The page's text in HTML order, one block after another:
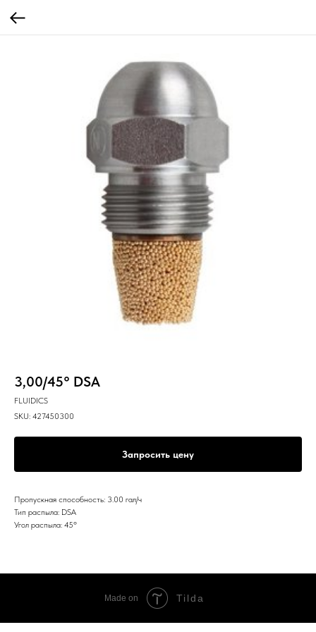
3,00/45° DSA
FLUIDICS
SKU: 427450300
Запросить цену
Пропускная способность: 3.00 гал/ч
Тип распыла: DSA
Угол распыла: 45º
Made on Tilda